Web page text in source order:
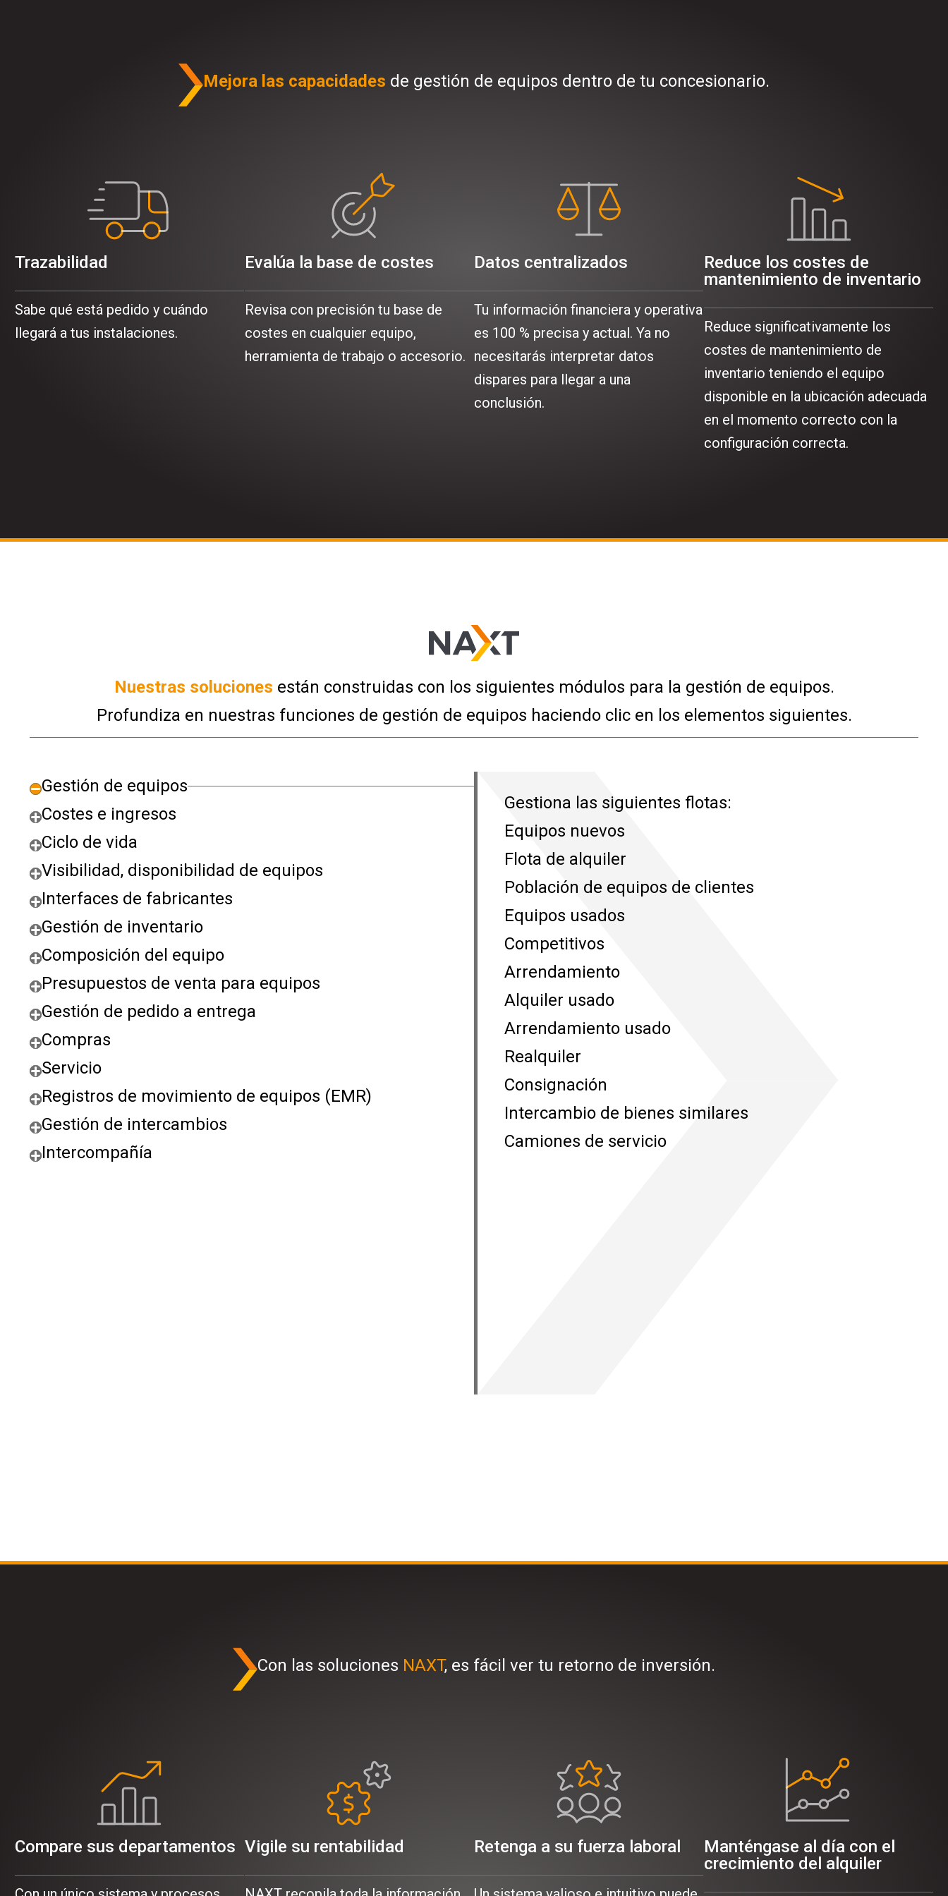
Mejora las capacidades de gestión de equipos dentro de tu concesionario.
Trazabilidad
Sabe qué está pedido y cuándo
llegará a tus instalaciones.
Evalúa la base de costes
Revisa con precisión tu base de
costes en cualquier equipo,
herramienta de trabajo o accesorio.
Datos centralizados
Tu información financiera y operativa
es 100 % precisa y actual. Ya no
necesitarás interpretar datos
dispares para llegar a una
conclusión.
Reduce los costes de
mantenimiento de inventario
Reduce significativamente los
costes de mantenimiento de
inventario teniendo el equipo
disponible en la ubicación adecuada
en el momento correcto con la
configuración correcta.
Nuestras soluciones están construidas con los siguientes módulos para la gestión de equipos.
Profundiza en nuestras funciones de gestión de equipos haciendo clic en los elementos siguientes.
Gestión de equipos
Costes e ingresos
Ciclo de vida
Visibilidad, disponibilidad de equipos
Interfaces de fabricantes
Gestión de inventario
Composición del equipo
Presupuestos de venta para equipos
Gestión de pedido a entrega
Compras
Servicio
Registros de movimiento de equipos (EMR)
Gestión de intercambios
Intercompañía
Gestiona las siguientes flotas:
Equipos nuevos
Flota de alquiler
Población de equipos de clientes
Equipos usados
Competitivos
Arrendamiento
Alquiler usado
Arrendamiento usado
Realquiler
Consignación
Intercambio de bienes similares
Camiones de servicio
Con las soluciones NAXT, es fácil ver tu retorno de inversión.
Compare sus departamentos Vigile su rentabilidad Retenga a su fuerza laboral
Manténgase al día con el
crecimiento del alquiler